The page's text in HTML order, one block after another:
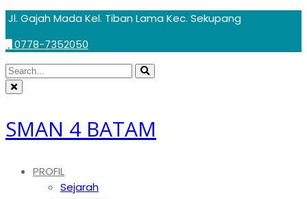
Skip
content
Jl. Gajah Mada Kel. Tiban Lama Kec. Sekupang
0778-7352050
Circular
focus
Search
for:
Search
Circular
focus
SMAN 4 BATAM
PROFIL
Sejarah